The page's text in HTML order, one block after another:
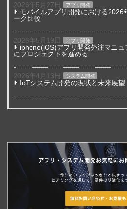
2026年5月27日 アプリ開発
モバイルアプリ開発における2026
ーク比較
2026年5月19日 アプリ開発
iphone(iOS)アプリ開発外注マニ
にプロジェクトを進める
2026年4月13日 システム開発
IoTシステム開発の現状と未来展望